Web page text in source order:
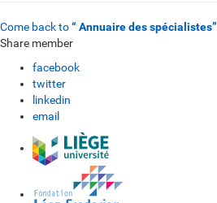
Come back to“ Annuaire des spécialistes”
Share member
facebook
twitter
linkedin
email